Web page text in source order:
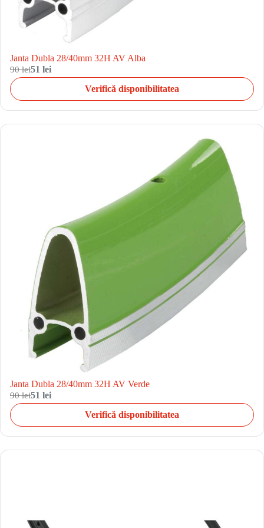
Janta Dubla 28/40mm 32H AV Alba
90 lei51 lei
Verifică disponibilitatea
Janta Dubla 28/40mm 32H AV Verde
90 lei51 lei
Verifică disponibilitatea